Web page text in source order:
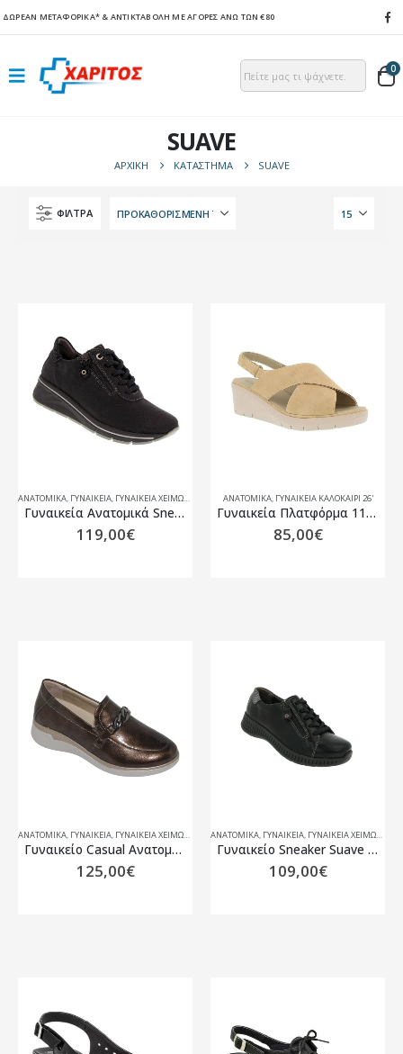
ΔΩΡΕΑΝ ΜΕΤΑΦΟΡΙΚΑ* & ΑΝΤΙΚΤΑΒΟΛΗ ΜΕ ΑΓΟΡΕΣ ΑΝΩ ΤΩΝ €80
0
SUAVE
ΑΡΧΙΚΉ ΚΑΤΆΣΤΗΜΑ SUAVE
ΦΙΛΤΡΑ
ΑΝΑΤΟΜΙΚΆ, ΓΥΝΑΙΚΕΙΑ, ΓΥΝΑΙΚΕΊΑ ΧΕΙΜΏΝΑΣ 25-26
Γυναικεία Ανατομικά Sneaker Μαύρα Suave 20506
119,00€
ΑΝΑΤΟΜΙΚΆ, ΓΥΝΑΙΚΕΊΑ ΚΑΛΟΚΑΊΡΙ 26'
Γυναικεία Πλατφόρμα 11504T Suave
85,00€
ΑΝΑΤΟΜΙΚΆ, ΓΥΝΑΙΚΕΙΑ, ΓΥΝΑΙΚΕΊΑ ΧΕΙΜΏΝΑΣ 25-26
Γυναικείο Casual Ανατομικό Υπόδημα Με Αποσπώμενο Πάτο Suave Madeira 19001T
125,00€
ΑΝΑΤΟΜΙΚΆ, ΓΥΝΑΙΚΕΙΑ, ΓΥΝΑΙΚΕΊΑ ΧΕΙΜΏΝΑΣ 25-26
Γυναικείο Sneaker Suave 16011T Μαύρο
109,00€